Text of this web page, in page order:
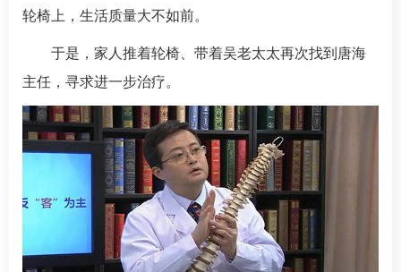
轮椅上，生活质量大不如前。
于是，家人推着轮椅、带着吴老太太再次找到 唐海
主任，寻求进一步治疗。